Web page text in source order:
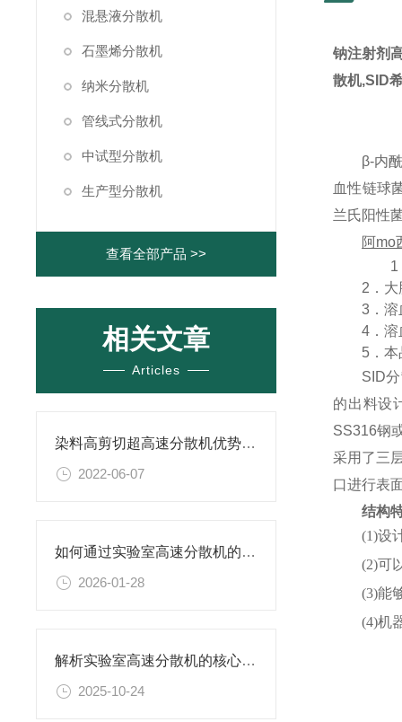
混悬液分散机
石墨烯分散机
纳米分散机
管线式分散机
中试型分散机
生产型分散机
查看全部产品 >>
相关文章
Articles
染料高剪切超高速分散机优势体现在哪些方面？
2022-06-07
如何通过实验室高速分散机的工艺参数优化提升产品分散细度与稳定性
2026-01-28
解析实验室高速分散机的核心构造及原理
2025-10-24
钠注射剂
散机,SID
β-内
血性链球
兰氏阳性
阿mo
1．
2．大肠
3．溶血
4．溶血
5 ．
SID
的出料设
SS316钢
采用了三
口进行表
结构
(1)设
(2)可
(3)能
(4)机